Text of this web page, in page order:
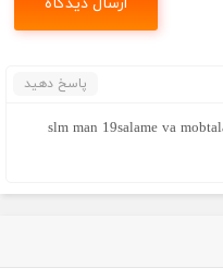
پاسخ دهید
slm man 19salame va